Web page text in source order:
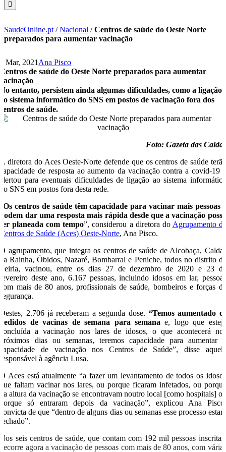
SaudeOnline.pt /Nacional /Centros de saúde do Oeste Norte
preparados para aumentar vacinação
1 Mar, 2021 Ana Pisco
Centros de saúde do Oeste Norte preparados para aumentar
vacinação
No entanto, persistem ainda algumas dificuldades, como a ligação
ao sistema informático do SNS em postos de vacinação fora dos
centros de saúde.
Foto: Gazeta das Caldas
A diretora do Aces Oeste-Norte defende que os centros de saúde terão
capacidade de resposta ao aumento da vacinação contra a covid-19 e
alertou para eventuais dificuldades de ligação ao sistema informático
do SNS em postos fora desta rede.
Os centros de saúde têm capacidade para vacinar mais pessoas e
podem dar uma resposta mais rápida desde que a vacinação possa
ser planeada com tempo”, considerou a diretora do Agrupamento de
Centros de Saúde (Aces) Oeste-Norte, Ana Pisco.
O agrupamento, que integra os centros de saúde de Alcobaça, Caldas
da Rainha, Óbidos, Nazaré, Bombarral e Peniche, todos no distrito de
Leiria, vacinou, entre os dias 27 de dezembro de 2020 e 23 de
fevereiro deste ano, 6.167 pessoas, incluindo idosos em lar, pessoas
com mais de 80 anos, profissionais de saúde, bombeiros e forças de
segurança.
Destes, 2.706 já receberam a segunda dose. “Temos aumentado os
pedidos de vacinas de semana para semana e, logo que esteja
concluída a vacinação nos lares de idosos, o que acontecerá nos
próximos dias ou semanas, teremos capacidade para aumentar a
capacidade de vacinação nos Centros de Saúde”, disse aquela
responsável à agência Lusa.
O Aces está atualmente “a fazer um levantamento de todos os idosos
que faltam vacinar nos lares, ou porque ficaram infetados, ou porque
na altura da vacinação se encontravam noutro local [como hospitais] ou
porque só entraram depois da vacinação”, explicou Ana Pisco,
convicta de que “dentro de alguns dias ou semanas esse processo estará
fechado”.
Nos seis centros de saúde, que contam com 192 mil pessoas inscritas,
decorre agora a vacinação de pessoas com mais de 80 anos, com várias